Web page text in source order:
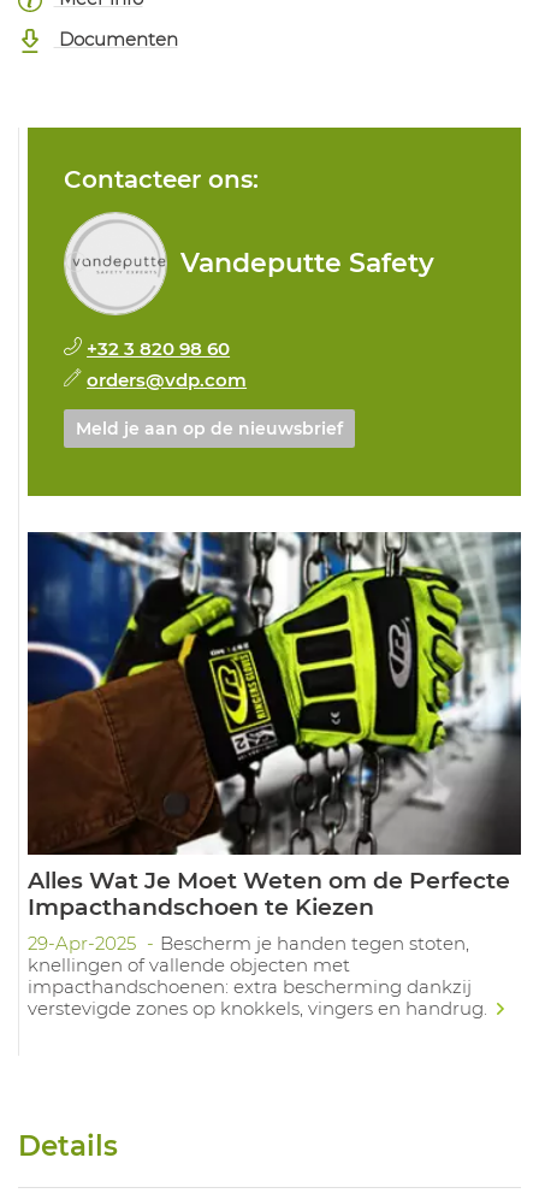
Documenten
Contacteer ons:
Vandeputte Safety
+32 3 820 98 60
orders@vdp.com
Meld je aan op de nieuwsbrief
Alles Wat Je Moet Weten om de Perfecte
Impacthandschoen te Kiezen
29-Apr-2025
Bescherm je handen tegen stoten,
knellingen of vallende objecten met
impacthandschoenen: extra bescherming dankzij
verstevigde zones op knokkels, vingers en handrug.
Details